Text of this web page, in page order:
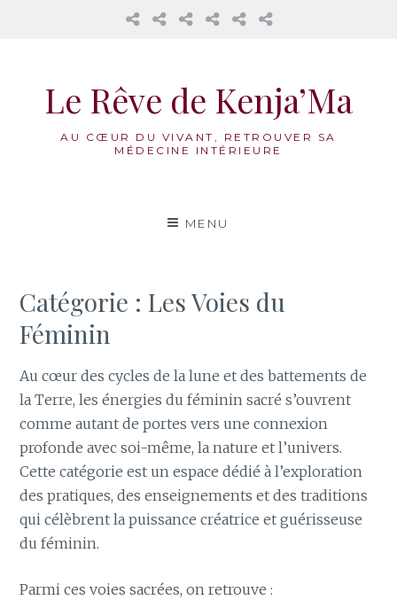
𝔸𝕦
𝕃𝕦𝕟𝕖𝕤
Mama
La Honorer
NosRéflexions
Le Rêve de Kenja’Ma
AU CŒUR DU VIVANT, RETROUVER SA
MÉDECINE INTÉRIEURE
MENU
Catégorie :Les Voies du
Féminin
Au cœur des cycles de la lune et des battements de
la Terre, les énergies du féminin sacré s’ouvrent
comme autant de portes vers une connexion
profonde avec soi-même, la nature et l’univers.
Cette catégorie est un espace dédié à l’exploration
des pratiques, des enseignements et des traditions
qui célèbrent la puissance créatrice et guérisseuse
du féminin.
Parmi ces voies sacrées, on retrouve :